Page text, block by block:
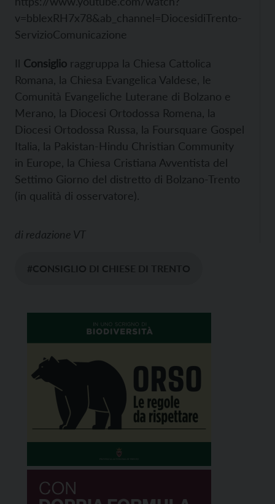
v=bblexRH7x78&ab_channel=DiocesidiTrento-
ServizioComunicazione
Il Consiglio raggruppa la Chiesa Cattolica
Romana, la Chiesa Evangelica Valdese, le
Comunità Evangeliche Luterane di Bolzano e
Merano, la Diocesi Ortodossa Romena, la
Diocesi Ortodossa Russa, la Foursquare Gospel
Italia, la Pakistan-Hindu Christian Community
in Europe, la Chiesa Cristiana Avventista del
Settimo Giorno del distretto di Bolzano-Trento
(in qualità di osservatore).
di redazione VT
#CONSIGLIO DI CHIESE DI TRENTO